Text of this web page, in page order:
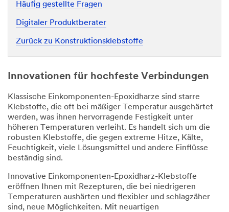
Häufig gestellte Fragen
Digitaler Produktberater
Zurück zu Konstruktionsklebstoffe
Innovationen für hochfeste Verbindungen
Klassische Einkomponenten-Epoxidharze sind starre
Klebstoffe, die oft bei mäßiger Temperatur ausgehärtet
werden, was ihnen hervorragende Festigkeit unter
höheren Temperaturen verleiht. Es handelt sich um die
robusten Klebstoffe, die gegen extreme Hitze, Kälte,
Feuchtigkeit, viele Lösungsmittel und andere Einflüsse
beständig sind.
Innovative Einkomponenten-Epoxidharz-Klebstoffe
eröffnen Ihnen mit Rezepturen, die bei niedrigeren
Temperaturen aushärten und flexibler und schlagzäher
sind, neue Möglichkeiten. Mit neuartigen